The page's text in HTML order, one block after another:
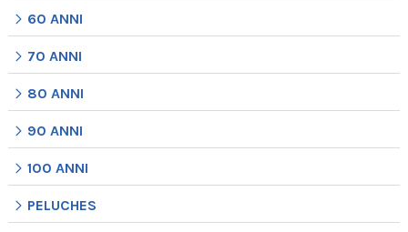
60 ANNI
70 ANNI
80 ANNI
90 ANNI
100 ANNI
PELUCHES